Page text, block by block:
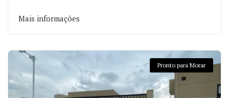
Mais informações
Pronto para Morar